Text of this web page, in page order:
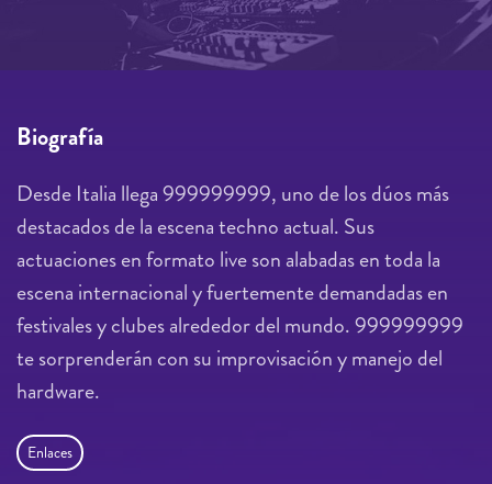
Biografía
Desde Italia llega 999999999, uno de los dúos más
destacados de la escena techno actual. Sus
actuaciones en formato live son alabadas en toda la
escena internacional y fuertemente demandadas en
festivales y clubes alrededor del mundo. 999999999
te sorprenderán con su improvisación y manejo del
hardware.
Enlaces